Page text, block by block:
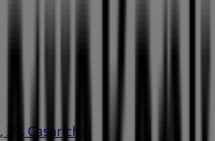
39, Casariche